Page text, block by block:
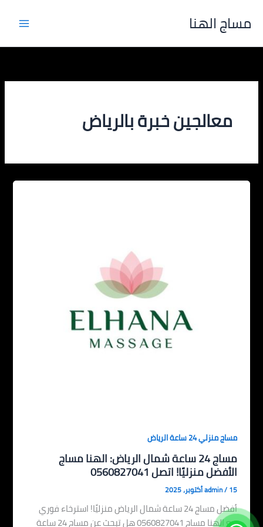
مساج الهنا
معالجين خبرة بالرياض
مساج منزلي 24 ساعة الرياض
مساج 24 ساعة شمال الرياض: الهنا مساج
الأفضل منزليًا! اتصل 0560827041
admin/15 أكتوبر، 2025
أفضل مساج 24 ساعة شمال الرياض منزليًا! استرخاء فوري
مع الهنا مساج 0560827041 هل تبحث عن مساج 24 ساعة